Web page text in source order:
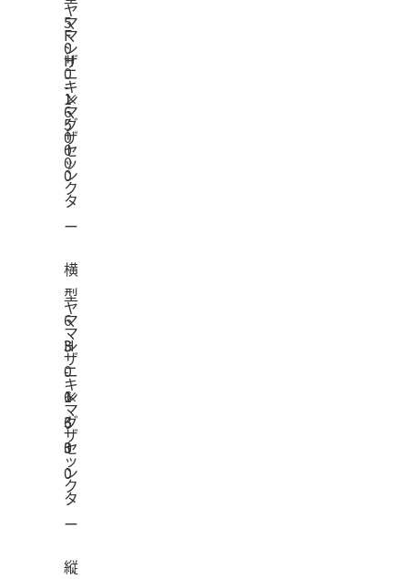
マ
シ
ニ
ン
グ
セ
ン
タ
ー
F
H
-
6
0
0
5
0
0
×
5
0
0
1
ヤ
マ
ザ
キ
マ
ザ
ッ
ク
横
型
マ
シ
ニ
ン
グ
セ
ン
タ
ー
H
-
6
3
0
6
3
0
×
6
3
0
1
ヤ
マ
ザ
キ
マ
ザ
ッ
ク
縦